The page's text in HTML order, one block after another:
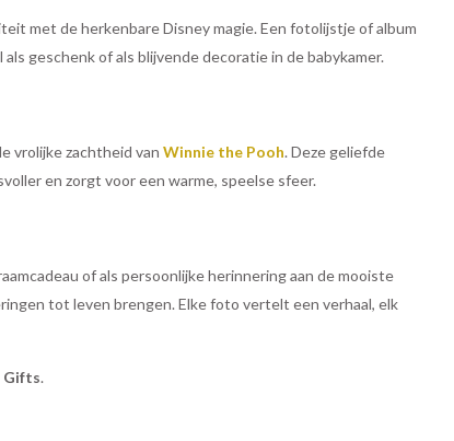
met de herkenbare Disney magie. Een fotolijstje of album
geschenk of als blijvende decoratie in de babykamer.
vrolijke zachtheid van Winnie the Pooh. Deze geliefde
en zorgt voor een warme, speelse sfeer.
of als persoonlijke herinnering aan de mooiste
tot leven brengen. Elke foto vertelt een verhaal, elk
Gifts.